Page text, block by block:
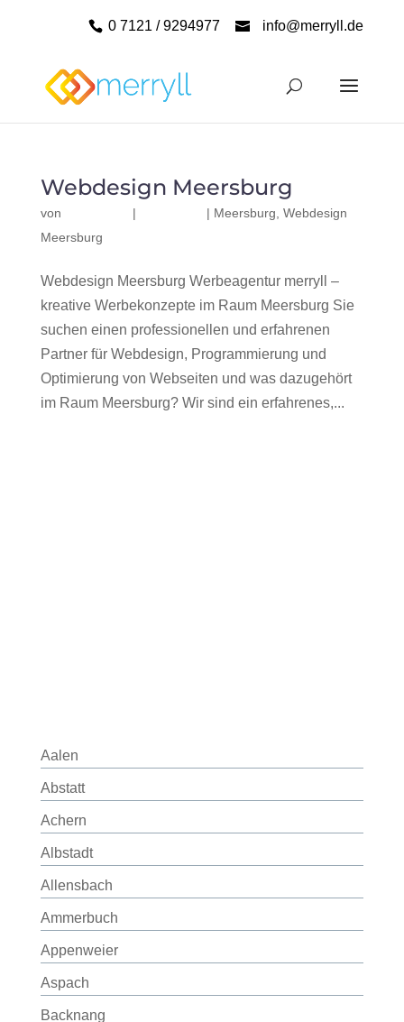
0 7121 / 9294977 info@merryll.de
Webdesign Meersburg
von | | Meersburg Webdesign
Meersburg
Webdesign Meersburg Werbeagentur merryll –
kreative Werbekonzepte im Raum Meersburg Sie
suchen einen professionellen und erfahrenen
Partner für Webdesign, Programmierung und
Optimierung von Webseiten und was dazugehört
im Raum Meersburg? Wir sind ein erfahrenes,...
Aalen
Abstatt
Achern
Albstadt
Allensbach
Ammerbuch
Appenweier
Aspach
Backnang